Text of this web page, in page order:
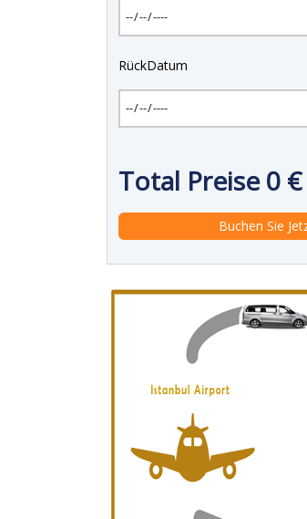
RückDatum
Total Preise0 €